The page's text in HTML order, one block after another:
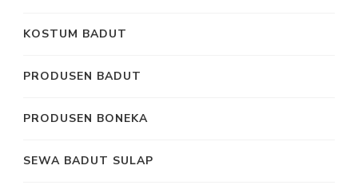
KOSTUM BADUT
PRODUSEN BADUT
PRODUSEN BONEKA
SEWA BADUT SULAP